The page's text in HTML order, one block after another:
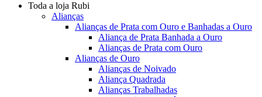
Toda a loja Rubi
Alianças
Alianças de Prata com Ouro e Banhadas a Ouro
Aliança de Prata Banhada a Ouro
Alianças de Prata com Ouro
Alianças de Ouro
Alianças de Noivado
Aliança Quadrada
Alianças Trabalhadas